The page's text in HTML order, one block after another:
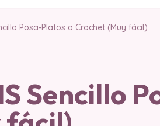
Posa-Platos a Crochet (Muy fácil)
Sencillo